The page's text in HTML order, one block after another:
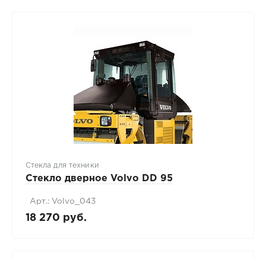
Стекла для техники
Стекло дверное Volvo DD 95
Арт.: Volvo_043
18 270 руб.